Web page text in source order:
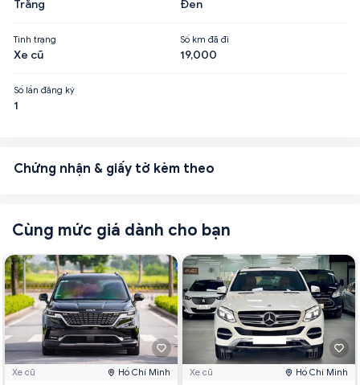
Trắng Đen
Tình trạng
Xe cũ
Số km đã đi
19,000
Số lần đăng ký
1
Chứng nhận & giấy tờ kèm theo
Cùng mức giá dành cho bạn
Xe cũ Hồ Chí Minh Xe cũ Hồ Chí Minh